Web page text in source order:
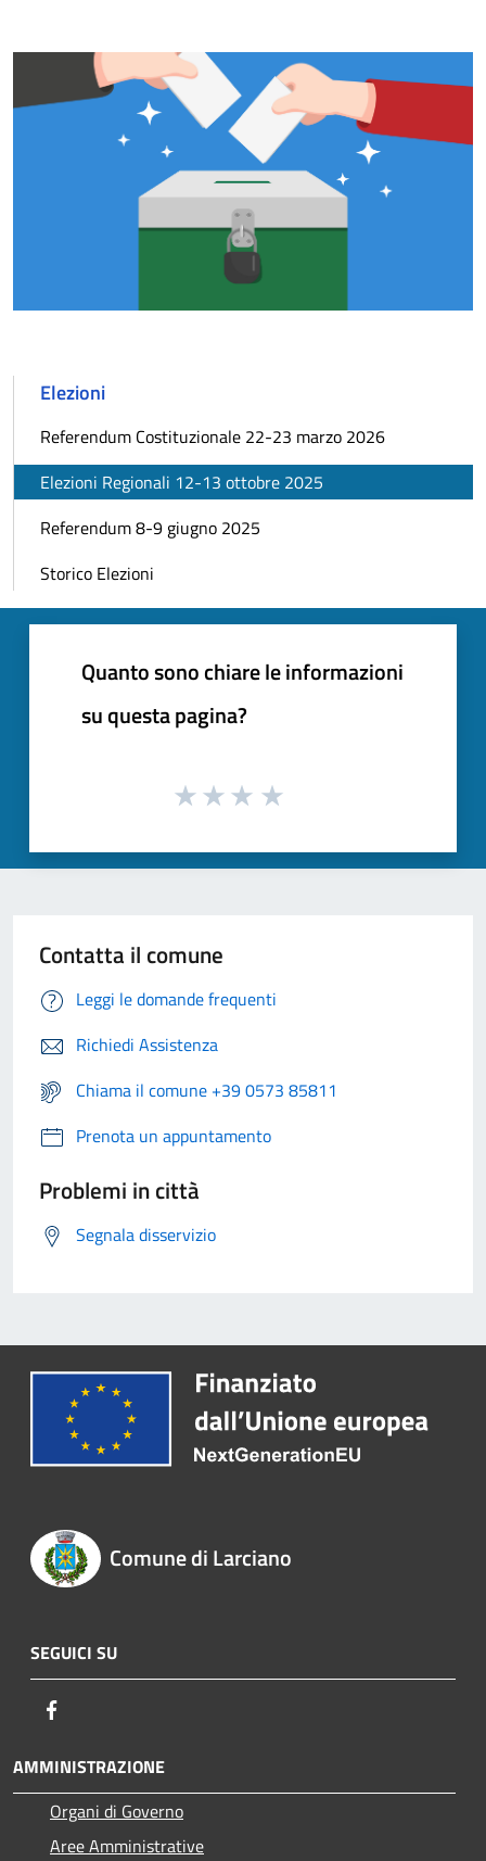
Elezioni
Referendum Costituzionale 22-23 marzo 2026
Elezioni Regionali 12-13 ottobre 2025
Referendum 8-9 giugno 2025
Storico Elezioni
Quanto sono chiare le informazioni
su questa pagina?
Contatta il comune
Leggi le domande frequenti
Richiedi Assistenza
Chiama il comune +39 0573 85811
Prenota un appuntamento
Problemi in città
Segnala disservizio
Comune di Larciano
SEGUICI SU
AMMINISTRAZIONE
Organi di Governo
Aree Amministrative